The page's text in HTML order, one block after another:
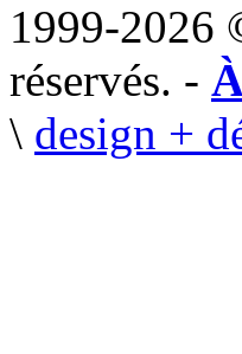
1999-2026
réservés. -
\ design +